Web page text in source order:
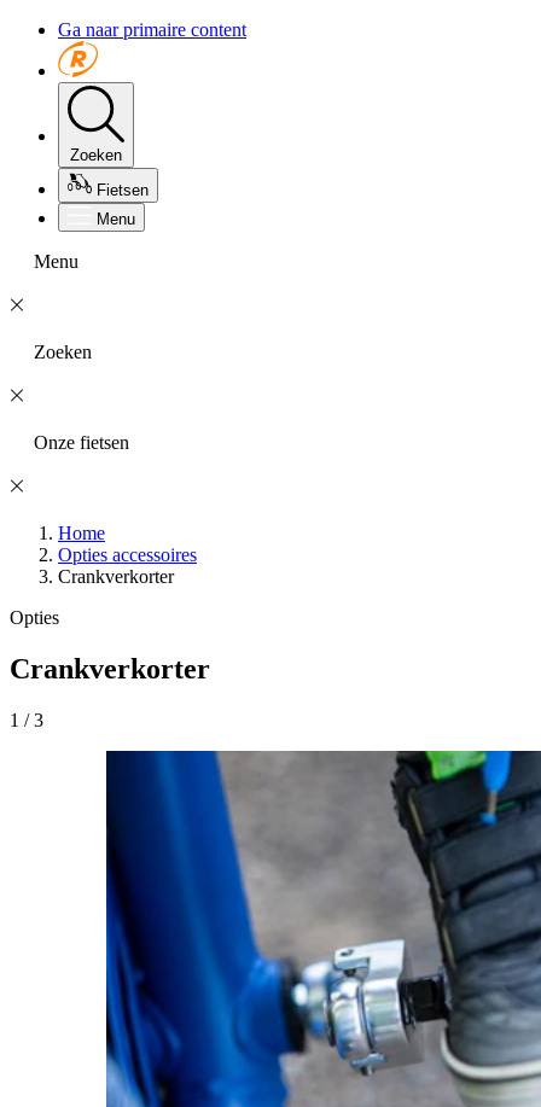
Ga naar primaire content
Zoeken
Fietsen
Menu
Menu
Zoeken
Onze fietsen
Home
Opties accessoires
Crankverkorter
Opties
Crankverkorter
1 /3